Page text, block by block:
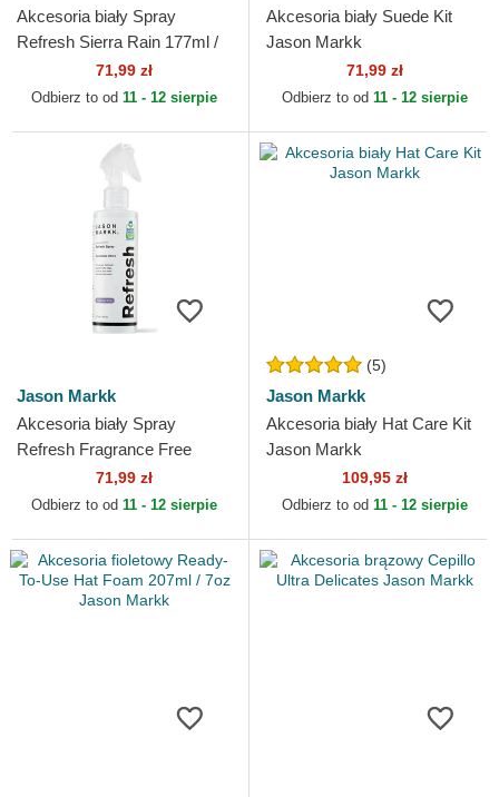
Akcesoria biały Spray
Refresh Sierra Rain 177ml /
6oz Jason Markk
71,99 zł
Odbierz to od 11 - 12 sierpie
Akcesoria biały Suede Kit
Jason Markk
71,99 zł
Odbierz to od 11 - 12 sierpie
Jason Markk
Akcesoria biały Spray
Refresh Fragrance Free
177ml / 6oz Jason Markk
71,99 zł
Odbierz to od 11 - 12 sierpie
(5)
Jason Markk
Akcesoria biały Hat Care Kit
Jason Markk
109,95 zł
Odbierz to od 11 - 12 sierpie